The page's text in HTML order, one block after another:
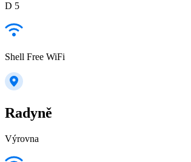
D 5
Shell Free WiFi
Radyně
Výrovna